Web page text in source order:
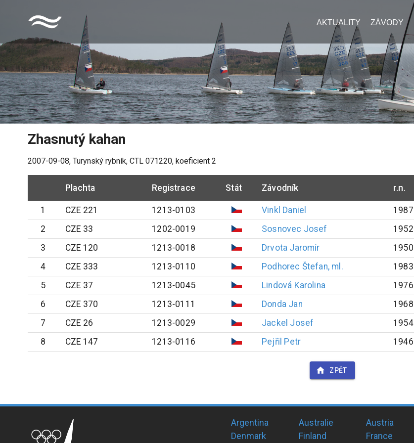
AKTUALITY ZÁVODY
Zhasnutý kahan
2007-09-08, Turynský rybník, CTL 071220, koeficient 2
Plachta Registrace Stát Závodník r.n.
1 CZE 221 1213-0103 Vinkl Daniel 1987
2
CZE 33 1202-0019 Sosnovec Josef 1952
3
CZE 120 1213-0018 Drvota Jaromír 1950
4
CZE 333 1213-0110 Podhorec Štefan, ml. 1983
5
CZE 37 1213-0045 Lindová Karolina 1976
6
CZE 370 1213-0111 Donda Jan 1968
7
CZE 26 1213-0029 Jackel Josef 1954
8
CZE 147 1213-0116 Pejřil Petr 1946
ZPĚT
Argentina Australie Austria
Denmark
Finland France